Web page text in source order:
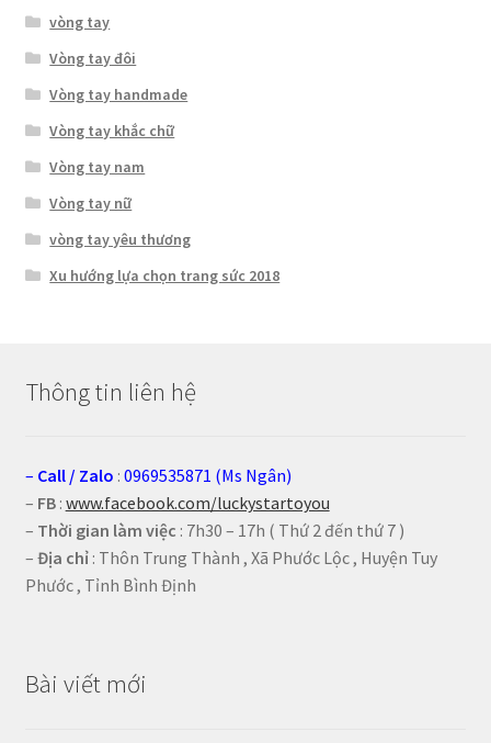
vòng tay
Vòng tay đôi
Vòng tay handmade
Vòng tay khắc chữ
Vòng tay nam
Vòng tay nữ
vòng tay yêu thương
Xu hướng lựa chọn trang sức 2018
Thông tin liên hệ
– Call / Zalo : 0969535871 (Ms Ngân)
– FB: www.facebook.com/luckystartoyou
– Thời gian làm việc : 7h30 – 17h ( Thứ 2 đến thứ 7 )
– Địa chỉ: Thôn Trung Thành , Xã Phước Lộc , Huyện Tuy
Phước , Tỉnh Bình Định
Bài viết mới